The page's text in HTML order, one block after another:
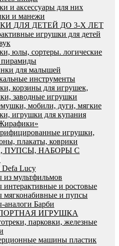
и аксессуары для них
и манежи
ДЛЯ ДЕТЕЙ ДО 3-Х ЛЕТ
игрушки для детей
юлы, сортеры. логические
для малышей
инструменты
корзины для игрушек,
заводные игрушки
мобили, дуги, мягкие
игрушки для купания
игрушки,
плакаты, коврики
ПУПСЫ, НАБОРЫ С
Defa Lucy
из мультфильмов
интерактивные и ростовые
мягконабивные и пупсы
аналоги Барби
ИГРУШКА
парковки, железные
машины пластик